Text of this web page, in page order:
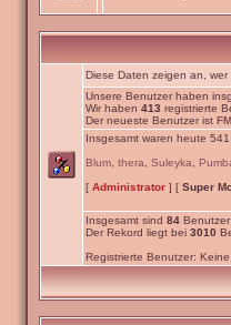
Diese Daten zeigen an,
Unsere Benutzer haben
Wir haben 413 registrierte
Der neueste Benutzer ist
Insgesamt waren heute
Blum thera Suleyka
[ Administrator ] [ Super
Insgesamt sind 84
Der Rekord liegt bei 3010
Registrierte Benutzer: Keine